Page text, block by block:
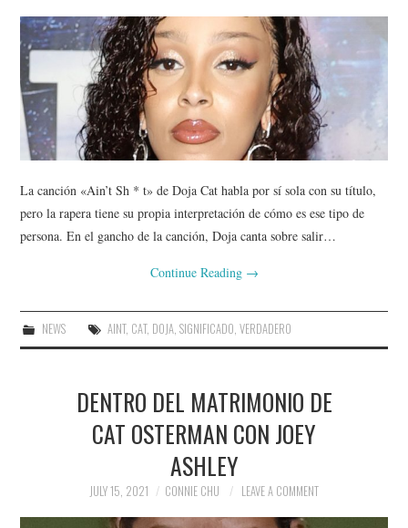
La canción «Ain’t Sh * t» de Doja Cat habla por sí sola con su título,
pero la rapera tiene su propia interpretación de cómo es ese tipo de
persona. En el gancho de la canción, Doja canta sobre salir…
Continue Reading →
NEWS AINT, CAT, DOJA, SIGNIFICADO, VERDADERO
DENTRO DEL MATRIMONIO DE
CAT OSTERMAN CON JOEY
ASHLEY
JULY 15, 2021 CONNIE CHU LEAVE A COMMENT